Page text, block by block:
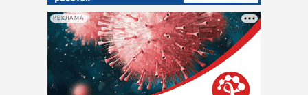
РЕКЛАМА